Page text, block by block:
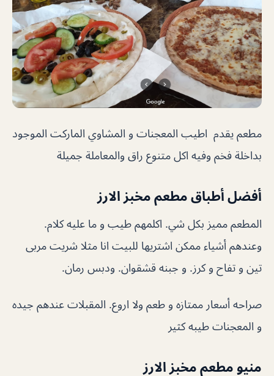
مطعم يقدم اطيب المعجنات و المشاوي الماركت الموجود
بداخلة فخم وفيه اكل متنوع راق والمعاملة جميلة
أفضل أطباق مطعم مخبز الارز
المطعم مميز بكل شي. اكلمهم طيب و ما عليه كلام.
وعندهم أشياء ممكن اشتريها للبيت انا مثلا شريت مربى
تين و تفاح و كرز. و جبنه قشقوان. ودبس رمان.
صراحه أسعار ممتازه و طعم ولا اروع. المقبلات عندهم جيده
و المعجنات طيبه كثير
منيو مطعم مخبز الارز